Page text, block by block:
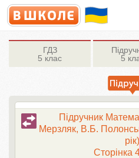
ГДЗ
5 клас
5
Підручник
Мерзляк, В.Б.
рік)
Сторінка